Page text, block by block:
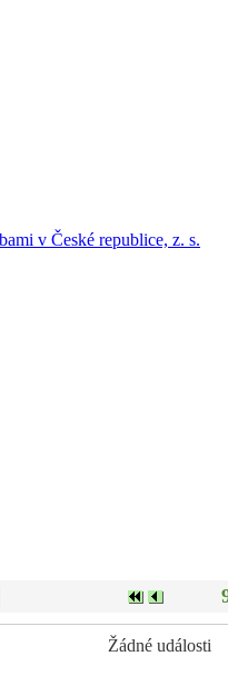
v České republice, z. s.
Žádné události